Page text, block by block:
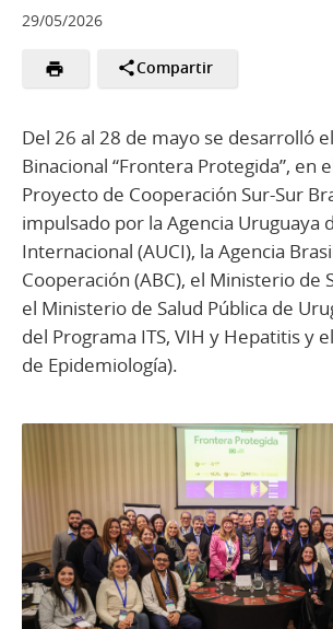
29/05/2026
Compartir
Del 26 al 28 de mayo se desarrolló
Binacional “Frontera Protegida”, en
Proyecto de Cooperación Sur-Sur
impulsado por la Agencia Uruguaya
Internacional (AUCI), la Agencia
Cooperación (ABC), el Ministerio de
el Ministerio de Salud Pública de
del Programa ITS, VIH y Hepatitis y
de Epidemiología).